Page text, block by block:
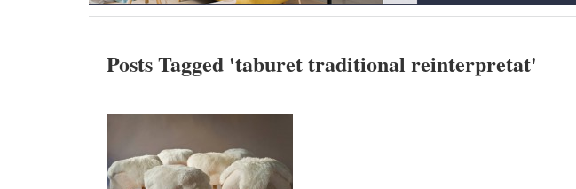
Posts Tagged 'taburet traditional reinterpretat'